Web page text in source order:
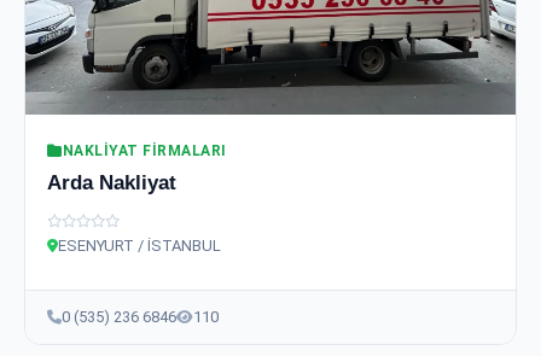
NAKLIYAT FIRMALARI
Arda Nakliyat
ESENYURT / İSTANBUL
0 (535) 236 6846 110